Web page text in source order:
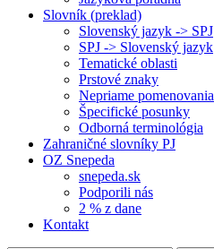
Slovník (preklad)
Slovenský jazyk -> SPJ
SPJ -> Slovenský jazyk
Tematické oblasti
Prstové znaky
Nepriame pomenovania
Špecifické posunky
Odborná terminológia
Zahraničné slovníky PJ
OZ Snepeda
snepeda.sk
Podporili nás
2 % z dane
Kontakt